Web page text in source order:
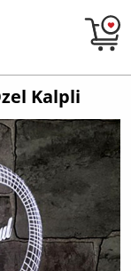
Kalpli